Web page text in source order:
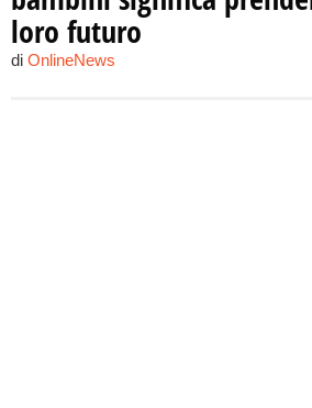
loro futuro
di OnlineNews